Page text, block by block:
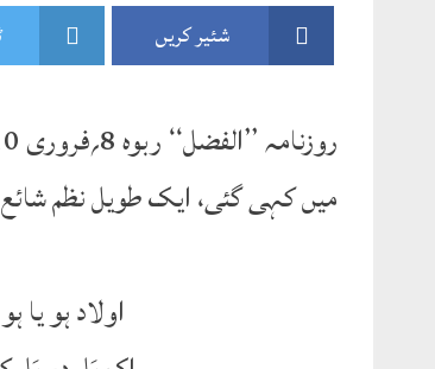
شئیر کریں
میں کہی گئی، ایک طویل نظم
اولاد ہو یا